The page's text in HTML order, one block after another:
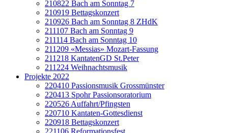
210822 Bach am Sonntag 7
210919 Bettagskonzert
210926 Bach am Sonntag 8 ZHdK
211107 Bach am Sonntag 9
211114 Bach am Sonntag 10
211209 «Messias» Mozart-Fassung
211218 KantatenGD St.Peter
211224 Weihnachtsmusik
Projekte 2022
220410 Passionsmusik Grossmünster
220413 Spohr Passionsoratorium
220526 Auffahrt/Pfingsten
220710 Kantaten-Gottesdienst
220918 Bettagskonzert
221106 Reformationsfest